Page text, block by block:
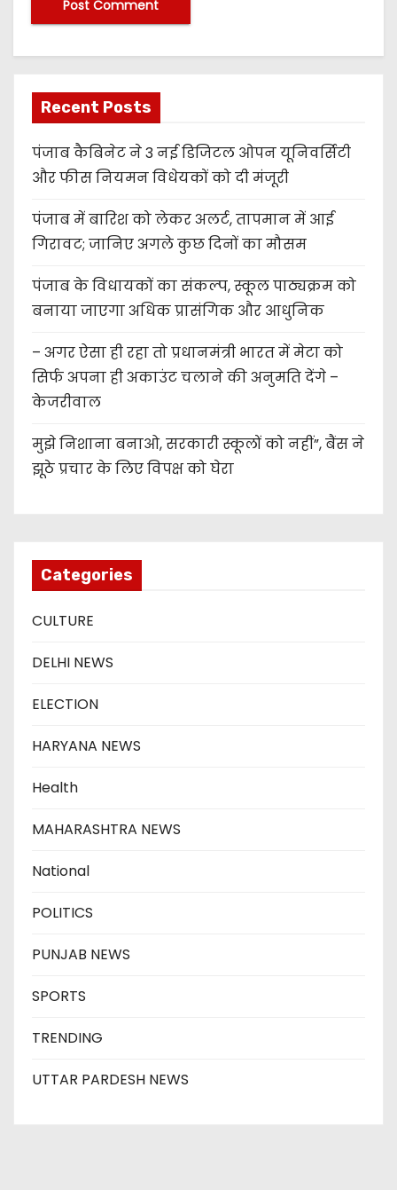
Recent Posts
पंजाब कैबिनेट ने 3 नई डिजिटल ओपन यूनिवर्सिटी
और फीस नियमन विधेयकों को दी मंजूरी
पंजाब में बारिश को लेकर अलर्ट, तापमान में आई
गिरावट; जानिए अगले कुछ दिनों का मौसम
पंजाब के विधायकों का संकल्प, स्कूल पाठ्यक्रम को
बनाया जाएगा अधिक प्रासंगिक और आधुनिक
– अगर ऐसा ही रहा तो प्रधानमंत्री भारत में मेटा को
सिर्फ अपना ही अकाउंट चलाने की अनुमति देंगे –
केजरीवाल
मुझे निशाना बनाओ, सरकारी स्कूलों को नहीं”, बैंस ने
झूठे प्रचार के लिए विपक्ष को घेरा
Categories
CULTURE
DELHI NEWS
ELECTION
HARYANA NEWS
Health
MAHARASHTRA NEWS
National
POLITICS
PUNJAB NEWS
SPORTS
TRENDING
UTTAR PARDESH NEWS